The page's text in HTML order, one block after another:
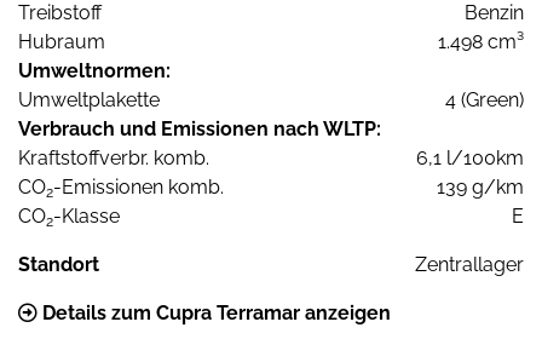
Treibstoff
Benzin
Hubraum
1.498 cm³
Umweltnormen:
Umweltplakette
4 (Green)
Verbrauch und Emissionen nach WLTP:
Kraftstoffverbr. komb.
6,1 l/100km
CO2-Emissionen komb.
139 g/km
CO2-Klasse E
Standort Zentrallager
Details zum Cupra Terramar anzeigen